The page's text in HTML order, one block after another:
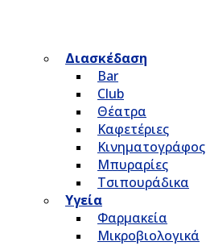
Διασκέδαση
Bar
Club
Θέατρα
Καφετέριες
Κινηματογράφος
Μπυραρίες
Τσιπουράδικα
Υγεία
Φαρμακεία
Μικροβιολογικά